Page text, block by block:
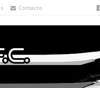
Contacto